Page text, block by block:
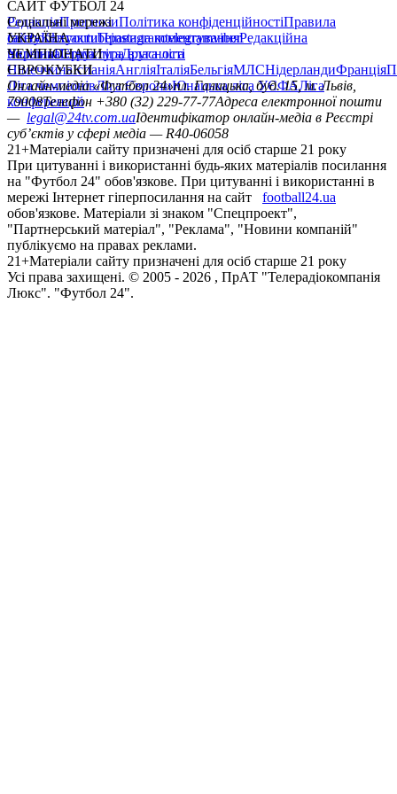
САЙТ ФУТБОЛ 24
РедакціяПрогнозиПолітика конфіденційностіПравила
сайтуКонтактиПравила коментуванняРедакційна
політикаСтруктура власності
Соціальні мережі
facebookxyoutubeinstagramtelegramviber
УКРАЇНА
УкраїнаПерша лігаДруга ліга
ЧЕМПІОНАТИ
НімеччинаІспаніяАнгліяІталіяБельгіяМЛСНідерландиФранція
ЄВРОКУБКИ
Ліга чемпіонівЛіга ЄвропиЮнацька ліга УЄФАЛіга
конференцій
Онлайн-медіа «Футбол 24»пл. Галицька, буд. 15, м. Львів,
79008Телефон +380 (32) 229-77-77Адреса електронної пошти
— legal@24tv.com.uaІдентифікатор онлайн-медіа в Реєстрі
суб’єктів у сфері медіа — R40-06058
21+Матеріали сайту призначені для осіб старше 21 року
При цитуванні і використанні будь-яких матеріалів посилання
на "Футбол 24" обов'язкове. При цитуванні і використанні в
мережі Інтернет гіперпосилання на сайт
football24.ua
обов'язкове. Матеріали зі знаком "Спецпроект",
"Партнерський матеріал", "Реклама", "Новини компаній"
публікуємо на правах реклами.
21+Матеріали сайту призначені для осіб старше 21 року
Усi права захищенi. © 2005 - 2026 , ПрАТ "Телерадіокомпанія
Люкс". "Футбол 24".